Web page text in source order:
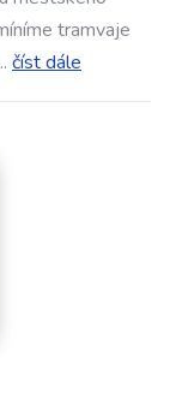
tramvaje
číst dále